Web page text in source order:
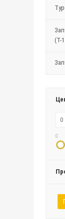
(Т-
0